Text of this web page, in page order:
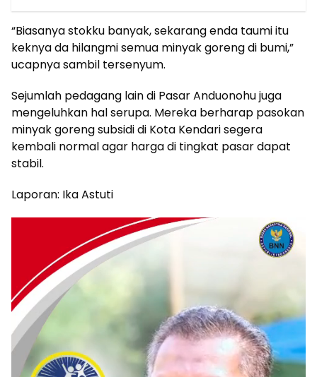
“Biasanya stokku banyak, sekarang enda taumi itu
keknya da hilangmi semua minyak goreng di bumi,”
ucapnya sambil tersenyum.
Sejumlah pedagang lain di Pasar Anduonohu juga
mengeluhkan hal serupa. Mereka berharap pasokan
minyak goreng subsidi di Kota Kendari segera
kembali normal agar harga di tingkat pasar dapat
stabil.
Laporan: Ika Astuti